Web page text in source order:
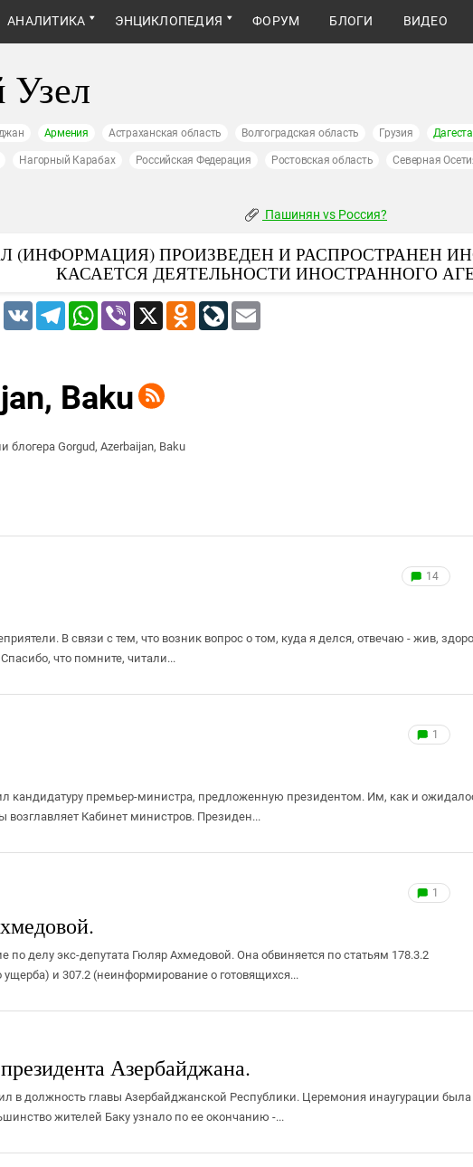
АНАЛИТИКА ЭНЦИКЛОПЕДИЯ ФОРУМ БЛОГИ ВИДЕО
Узел
Армения Астраханская область Волгоградская область Грузия
Нагорный Карабах Российская Федерация Ростовская область Северная
Пашинян vs Россия?
(ИНФОРМАЦИЯ) ПРОИЗВЕДЕН И РАСПРОСТРАНЕН
КАСАЕТСЯ ДЕЯТЕЛЬНОСТИ ИНОСТРАННОГО
VK TelegramWhatsApp
Viber X Odnoklassniki
LiveJournal
Baku
блогера Gorgud, Azerbaijan, Baku
14
В связи с тем, что возник вопрос о том, куда я делся, отвечаю - жив,
что помните, читали...
1
кандидатуру премьер-министра, предложенную президентом. Им, как и
возглавляет Кабинет министров. Президен...
1
по делу экс-депутата Гюляр Ахмедовой. Она обвиняется по статьям 178.3.2
и 307.2 (неинформирование о готовящихся...
Азербайджана.
в должность главы Азербайджанской Республики. Церемония инаугурации была
жителей Баку узнало по ее окончанию -...